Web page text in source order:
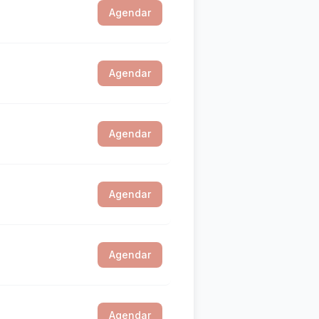
Agendar
Agendar
Agendar
Agendar
Agendar
Agendar